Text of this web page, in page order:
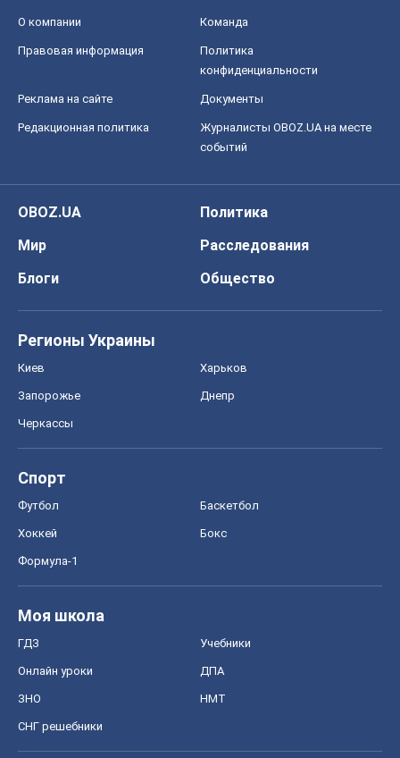
О компании Команда
Правовая информация
Политика
конфиденциальности
Реклама на сайте Документы
Редакционная политика
Журналисты OBOZ.UA на месте
событий
OBOZ.UA
Политика
Мир
Расследования
Блоги
Общество
Регионы Украины
Киев Харьков
Запорожье Днепр
Черкассы
Спорт
Футбол Баскетбол
Хоккей Бокс
Формула-1
Моя школа
ГДЗ Учебники
Онлайн уроки ДПА
ЗНО НМТ
СНГ решебники